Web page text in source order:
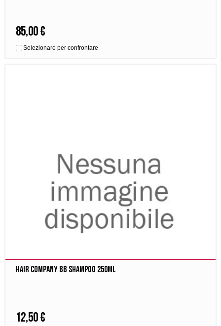
85,00 €
Selezionare per confrontare
Hair company BB Shampoo 250ml
12,50 €